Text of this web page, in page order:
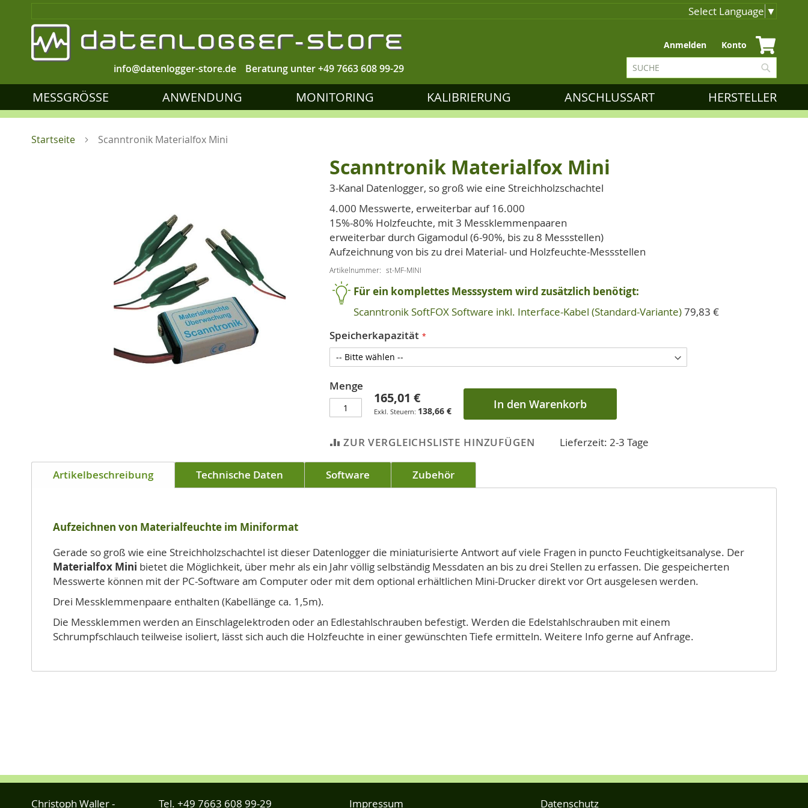
Select Language ▼
Beratung unter+49 7663 608 99-29
info@datenlogger-store.de
Zum
Inhalt
springen
Anmelden Konto
Suche
MESSGRÖSSE ANWENDUNG MONITORING KALIBRIERUNG ANSCHLUSSART HERSTELLER
Startseite Scanntronik Materialfox Mini
Bildgalerie
Scanntronik Materialfox Mini
3-Kanal Datenlogger, so groß wie eine Streichholzschachtel
4.000 Messwerte, erweiterbar auf 16.000
15%-80% Holzfeuchte, mit 3 Messklemmenpaaren
erweiterbar durch Gigamodul (6-90%, bis zu 8 Messstellen)
Aufzeichnung von bis zu drei Material- und Holzfeuchte-Messstellen
Artikelnummer st-MF-MINI
Für ein komplettes Messsystem wird zusätzlich benötigt:
Scanntronik SoftFOX Software inkl. Interface-Kabel (Standard-Variante)79,83 €
Speicherkapazität
Menge
165,01 €
138,66 € In den Warenkorb
ZUR VERGLEICHSLISTE HINZUFÜGEN Lieferzeit: 2-3 Tage
Artikelbeschreibung Technische Daten Software Zubehör
Aufzeichnen von Materialfeuchte im Miniformat
Gerade so groß wie eine Streichholzschachtel ist dieser Datenlogger die miniaturisierte Antwort auf viele Fragen in puncto Feuchtigkeitsanalyse. Der
Materialfox Mini bietet die Möglichkeit, über mehr als ein Jahr völlig selbständig Messdaten an bis zu drei Stellen zu erfassen. Die gespeicherten
Messwerte können mit der PC-Software am Computer oder mit dem optional erhältlichen Mini-Drucker direkt vor Ort ausgelesen werden.
Drei Messklemmenpaare enthalten (Kabellänge ca. 1,5m).
Die Messklemmen werden an Einschlagelektroden oder an Edlestahlschrauben befestigt. Werden die Edelstahlschrauben mit einem
Schrumpfschlauch teilweise isoliert, lässt sich auch die Holzfeuchte in einer gewünschten Tiefe ermitteln. Weitere Info gerne auf Anfrage.
Christoph Waller - Tel. +49 7663 608 99-29 Impressum Datenschutz